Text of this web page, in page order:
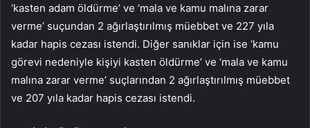
‘kasten adam öldürme’ ve ‘mala ve kamu malına zarar
verme’ suçundan 2 ağırlaştırılmış müebbet ve 227 yıla
kadar hapis cezası istendi. Diğer sanıklar için ise ‘kamu
görevi nedeniyle kişiyi kasten öldürme’ ve ‘mala ve kamu
malına zarar verme’ suçlarından 2 ağırlaştırılmış müebbet
ve 207 yıla kadar hapis cezası istendi.